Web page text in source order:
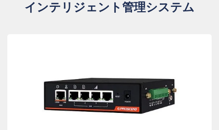
インテリジェント管理システム